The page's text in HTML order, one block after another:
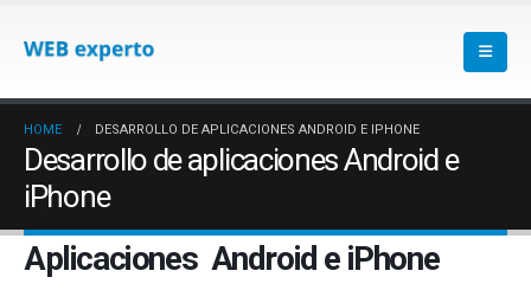
HOME DESARROLLO DE APLICACIONES ANDROID E IPHONE
Desarrollo de aplicaciones Android e
iPhone
Aplicaciones Android e iPhone